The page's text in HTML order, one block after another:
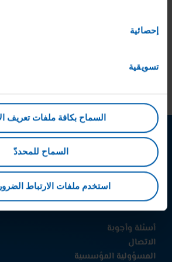
إحصائية
تسويقية
السماح بكافة ملفات تعريف
السماح للمحددّ
استخدم ملفات الارتباط
للمخاوف البيئية أو لوائح مكافحة التمييز.
قنوات الإبلاغ الأخرى، مثل مسؤول
الفيسبوك إنستجرام
أسئلة وأجوبة
الاتصال
المسؤولية المؤسسية